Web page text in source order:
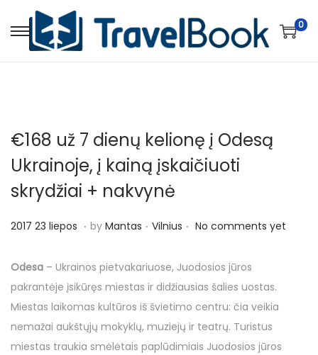
S
o
n
a
v
i
S
o
c
o
n
t
0
€168 už 7 dienų kelionę į Odesą
Ukrainoje, į kainą įskaičiuoti
skrydžiai + nakvynė
P
s
t
e
d
o
2017 23 liepos 2
1
8
1
b
a
. by Mantas . P
s
t
e
d
i
Vilnius . No comments yet
Odesa – Ukrainos pietvakariuose, Juodosios jūros
pakrantėje įsikūręs miestas ir didžiausias šalies uostas.
Miestas laikomas kultūros iš švietimo centru: čia veikia
nemažai aukštųjų mokyklų, muziejų ir teatrų. Turistus
miestas traukia smėlėtais paplūdimiais Juodosios jūros